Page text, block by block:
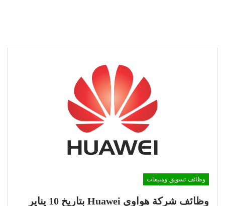
وظائف تسويق ومبيعات
وظائف شركة هواوي Huawei بتاريخ 10 يناير